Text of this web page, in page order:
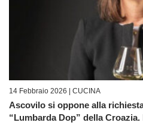
14 Febbraio 2026 | CUCINA
Ascovilo si oppone alla
“Lumbarda Dop” della